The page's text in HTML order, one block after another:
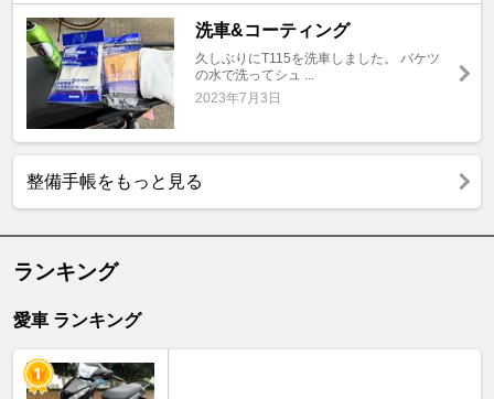
洗車&コーティング
久しぶりにT115を洗車しました。 バケツ
の水で洗ってシュ ...
2023年7月3日
整備手帳をもっと見る
ランキング
愛車 ランキング